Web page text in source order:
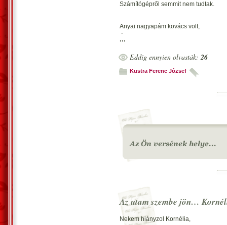
Számítógépről semmit nem tudtak.
Anyai nagyapám kovács volt,
Bátorság elhagy, utánozni mer...?
...
Eddig ennyien olvasták:26
Kustra Ferenc József
Az utam szembe jön…
Nekem hiányzol Kornélia,